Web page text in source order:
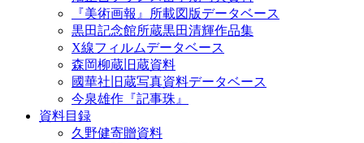
『美術画報』所載図版データベース
黒田記念館所蔵黒田清輝作品集
X線フィルムデータベース
森岡柳蔵旧蔵資料
國華社旧蔵写真資料データベース
今泉雄作『記事珠』
資料目録
久野健寄贈資料